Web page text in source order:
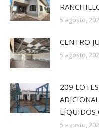
5 agosto,
CENTRO
5 agosto,
209
LÍQUIDOS
5 agosto,